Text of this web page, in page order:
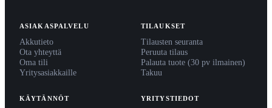
ASIAKASPALVELU
Akkutieto
Ota yhteyttä
Oma tili
Yritysasiakkaille
TILAUKSET
Tilausten seuranta
Peruuta tilaus
Palauta tuote (30 pv ilmainen)
Takuu
KÄYTÄNNÖT YRITYSTIEDOT